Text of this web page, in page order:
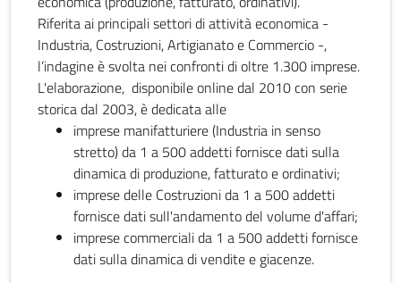
Riferita ai principali settori di attività economica -
Industria, Costruzioni, Artigianato e Commercio -,
l’indagine è svolta nei confronti di oltre 1.300 imprese.
L'elaborazione, disponibile online dal 2010 con serie
storica dal 2003, è dedicata alle
imprese manifatturiere (Industria in senso
stretto) da 1 a 500 addetti fornisce dati sulla
dinamica di produzione, fatturato e ordinativi;
imprese delle Costruzioni da 1 a 500 addetti
fornisce dati sull'andamento del volume d'affari;
imprese commerciali da 1 a 500 addetti fornisce
dati sulla dinamica di vendite e giacenze.